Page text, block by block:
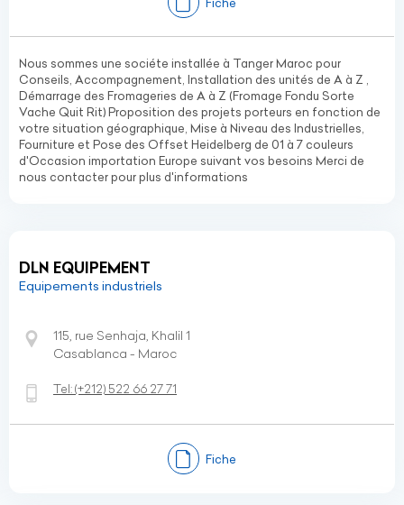
Nous sommes une sociéte installée à Tanger Maroc pour
Conseils, Accompagnement, Installation des unités de A à Z ,
Démarrage des Fromageries de A à Z (Fromage Fondu Sorte
Vache Quit Rit) Proposition des projets porteurs en fonction de
votre situation géographique, Mise à Niveau des Industrielles,
Fourniture et Pose des Offset Heidelberg de 01 à 7 couleurs
d'Occasion importation Europe suivant vos besoins Merci de
nous contacter pour plus d'informations
DLN EQUIPEMENT
Equipements industriels
115, rue Senhaja, Khalil 1
Casablanca - Maroc
Tel:(+212) 522 66 27 71
Fiche